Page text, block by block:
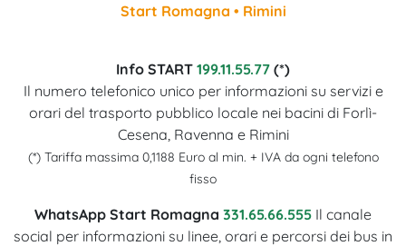
Start Romagna • Rimini
Info START 199.11.55.77 (*)
Il numero telefonico unico per informazioni su servizi e
orari del trasporto pubblico locale nei bacini di Forlì-
Cesena, Ravenna e Rimini
(*) Tariffa massima 0,1188 Euro al min. + IVA da ogni telefono
fisso
WhatsApp Start Romagna 331.65.66.555 Il canale
social per informazioni su linee, orari e percorsi dei bus in